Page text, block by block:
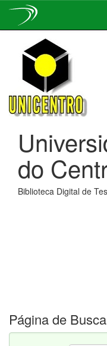
navigation
do
Biblioteca Digital de
Página de Busca